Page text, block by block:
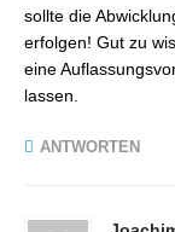
sollte die
erfolgen! Gut zu
eine
lassen.
ANTWORTEN